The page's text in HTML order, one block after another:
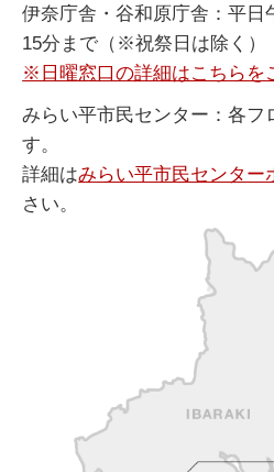
伊奈庁舎・谷和原庁舎：平日
15分まで（※祝祭日は除く）
※日曜窓口の詳細はこちらを
みらい平市民センター：各フ
す。
詳細はみらい平市民センター
さい。